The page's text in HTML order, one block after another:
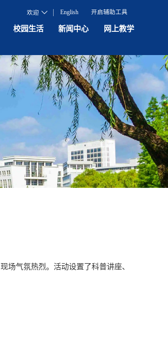
欢迎 English 开启辅助工具
校园生活 新闻中心 网上教学
场气氛热烈。活动设置了科普讲座、